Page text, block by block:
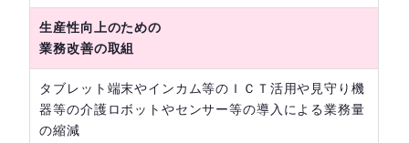
生産性向上のための
業務改善の取組
タブレット端末やインカム等のＩＣＴ活用や見守り機
器等の介護ロボットやセンサー等の導入による業務量
の縮減